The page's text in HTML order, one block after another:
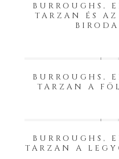
BURROUGHS,
TARZAN ÉS AZ
BURROUGHS,
TARZAN A
BURROUGHS,
TARZAN A